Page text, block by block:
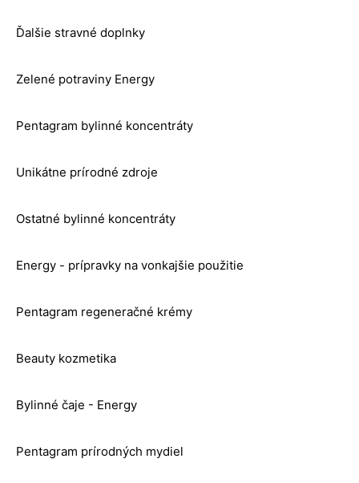
Ďalšie stravné doplnky
Zelené potraviny Energy
Pentagram bylinné koncentráty
Unikátne prírodné zdroje
Ostatné bylinné koncentráty
Energy - prípravky na vonkajšie použitie
Pentagram regeneračné krémy
Beauty kozmetika
Bylinné čaje - Energy
Pentagram prírodných mydiel